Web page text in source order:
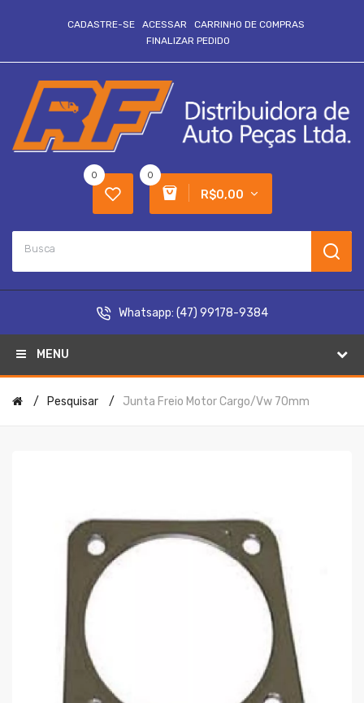
CADASTRE-SE ACESSAR
CARRINHO DE COMPRAS
FINALIZAR PEDIDO
0
R$0,00
0
Whatsapp: (47) 99178-9384
MENU
Pesquisar Junta Freio Motor Cargo/vw 70mm